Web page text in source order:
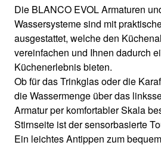
EVOL
Perfektion ist, wenn alles
Die BLANCO EVOL Armaturen
Wassersysteme sind mit
ausgestattet, welche den
vereinfachen und Ihnen dadurch
Küchenerlebnis bieten.
Ob für das Trinkglas oder die
die Wassermenge über das
Armatur per komfortabler Skala
Stirnseite ist der sensorbasierte
Ein leichtes Antippen zum